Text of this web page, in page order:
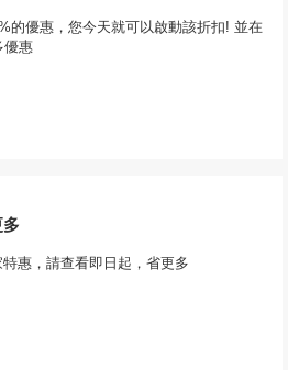
的優惠，您今天就可以啟動該折扣! 並在
優惠
惠，請查看即日起，省更多